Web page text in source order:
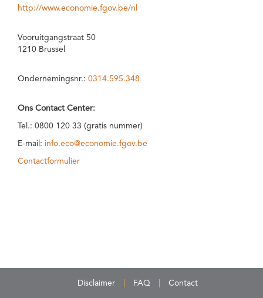
http://www.economie.fgov.be/nl
Vooruitgangstraat 50
1210 Brussel
Ondernemingsnr.: 0314.595.348
Ons Contact Center:
Tel.: 0800 120 33 (gratis nummer)
E-mail: info.eco@economie.fgov.be
Contactformulier
Disclaimer FAQ Contact